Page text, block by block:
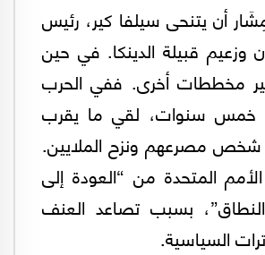
أن يتنحى سيلفا كير، رئيس
وزعيم قبيلة الدينكا. في حين
مخططات أخرى. ففي الحرب
خمس سنوات، لقي ما يقرب
ألف شخص مصرعهم ونزح الملايين.
المتحدة من “العودة إلى
بسبب تصاعد العنف
السياسية.